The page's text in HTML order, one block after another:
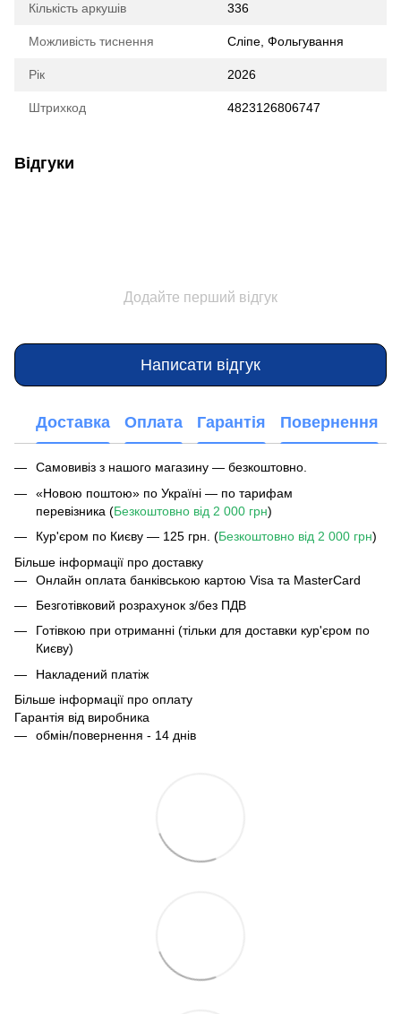
Кількість аркушів 336
Можливість тиснення Сліпе, Фольгування
Рік 2026
Штрихкод 4823126806747
Відгуки
Додайте перший відгук
Написати відгук
Доставка Оплата Гарантія Повернення
Самовивіз з нашого магазину — безкоштовно.
«Новою поштою» по Україні — по тарифам
перевізника (Безкоштовно від 2 000 грн)
Кур'єром по Києву — 125 грн. (Безкоштовно від 2 000 грн)
Більше інформації про доставку
Онлайн оплата банківською картою Visa та MasterCard
Безготівковий розрахунок з/без ПДВ
Готівкою при отриманні (тільки для доставки кур'єром по
Києву)
Накладений платіж
Більше інформації про оплату
Гарантія від виробника
обмін/повернення - 14 днів